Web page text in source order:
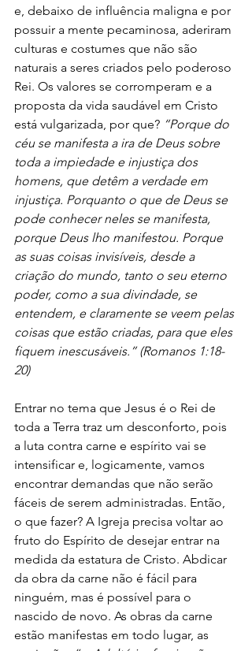
e, debaixo de influência maligna e por
possuir a mente pecaminosa, aderiram
culturas e costumes que não são
naturais a seres criados pelo poderoso
Rei. Os valores se corromperam e a
proposta da vida saudável em Cristo
está vulgarizada, por que? “Porque do
céu se manifesta a ira de Deus sobre
toda a impiedade e injustiça dos
homens, que detêm a verdade em
injustiça. Porquanto o que de Deus se
pode conhecer neles se manifesta,
porque Deus lho manifestou. Porque
as suas coisas invisíveis, desde a
criação do mundo, tanto o seu eterno
poder, como a sua divindade, se
entendem, e claramente se veem pelas
coisas que estão criadas, para que eles
fiquem inescusáveis.” (Romanos 1:18-
20)
Entrar no tema que Jesus é o Rei de
toda a Terra traz um desconforto, pois
a luta contra carne e espírito vai se
intensificar e, logicamente, vamos
encontrar demandas que não serão
fáceis de serem administradas. Então,
o que fazer? A Igreja precisa voltar ao
fruto do Espírito de desejar entrar na
medida da estatura de Cristo. Abdicar
da obra da carne não é fácil para
ninguém, mas é possível para o
nascido de novo. As obras da carne
estão manifestas em todo lugar, as